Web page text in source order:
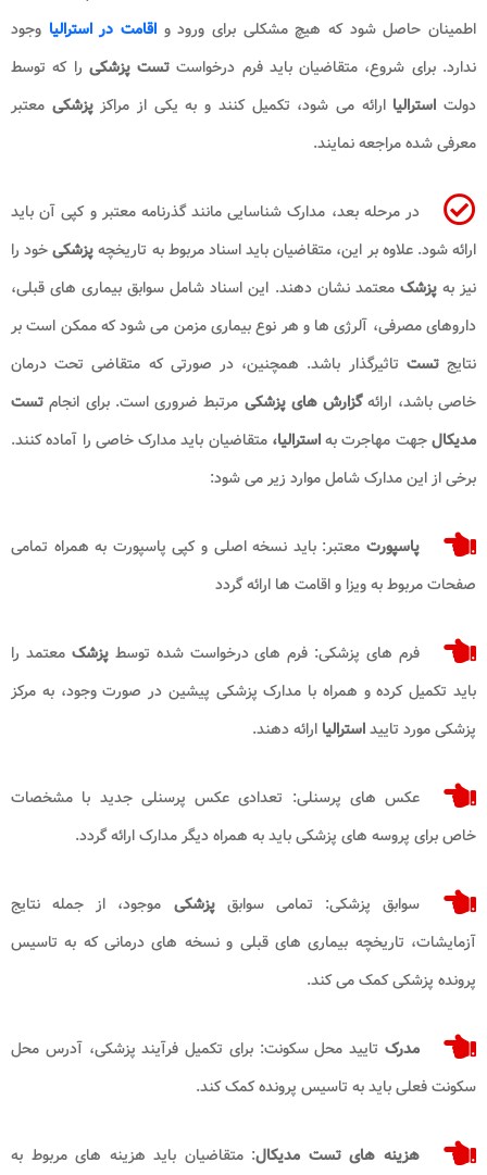
اطمینان حاصل شود که هیچ مشکلی برای ورود و اقامت در استرالیا وجود
ندارد. برای شروع، متقاضیان باید فرم درخواست تست پزشکی را که توسط
دولت استرالیاارائه می شود، تکمیل کنند و به یکی از مراکزپزشکی معتبر
معرفی شده مراجعه نمایند.
در مرحله بعد، مدارک شناسایی مانند گذرنامه معتبر و کپی آن باید
ارائه شود. علاوه بر این، متقاضیان باید اسناد مربوط به تاریخچهپزشکیخود را
نیز بهپزشک معتمد نشان دهند. این اسناد شامل سوابق بیماری های قبلی،
داروهای مصرفی، آلرژی ها و هر نوع بیماری مزمن می شود که ممکن است بر
نتایجتست تاثیرگذار باشد. همچنین، در صورتی که متقاضی تحت درمان
خاصی باشد، ارائهگزارش های پزشکی مرتبط ضروری است. برای انجامتست
مدیکالجهت مهاجرت بهاسترالیا، متقاضیان باید مدارک خاصی را آماده کنند.
برخی از این مدارک شامل موارد زیر می شود:
پاسپورت معتبر: باید نسخه اصلی و کپی پاسپورت به همراه تمامی
صفحات مربوط به ویزا و اقامت ها ارائه گردد
فرم های پزشکی: فرم های درخواست شده توسطپزشک معتمد را
باید تکمیل کرده و همراه با مدارک پزشکی پیشین در صورت وجود، به مرکز
پزشکی مورد تاییداسترالیا ارائه دهند.
عکس های پرسنلی: تعدادی عکس پرسنلی جدید با مشخصات
خاص برای پروسه های پزشکی باید به همراه دیگر مدارک ارائه گردد.
سوابق پزشکی: تمامی سوابقپزشکی موجود، از جمله نتایج
آزمایشات، تاریخچه بیماری های قبلی و نسخه های درمانی که به تاسیس
پرونده پزشکی کمک می کند.
مدرک تایید محل سکونت: برای تکمیل فرآیند پزشکی، آدرس محل
سکونت فعلی باید به تاسیس پرونده کمک کند.
هزینه های تست مدیکال: متقاضیان باید هزینه های مربوط به